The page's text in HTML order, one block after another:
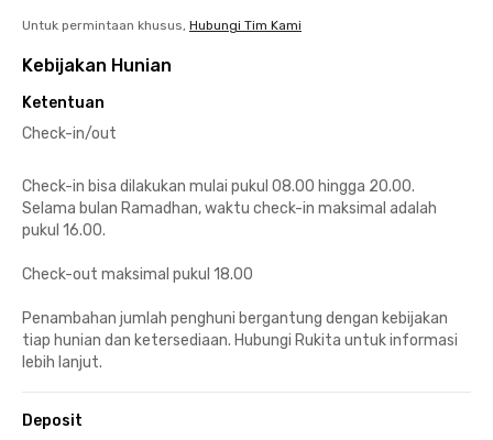
Untuk permintaan khusus, Hubungi Tim Kami
Kebijakan Hunian
Ketentuan
Check-in/out
Check-in bisa dilakukan mulai pukul 08.00 hingga 20.00.
Selama bulan Ramadhan, waktu check-in maksimal adalah
pukul 16.00.
Check-out maksimal pukul 18.00
Penambahan jumlah penghuni bergantung dengan kebijakan
tiap hunian dan ketersediaan. Hubungi Rukita untuk informasi
lebih lanjut.
Deposit